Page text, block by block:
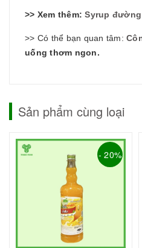
>> Xem thêm:Syrup
>> Có thể bạn quan tâm:
uống thơm ngon.
Sản phẩm cùng loại
- 20%